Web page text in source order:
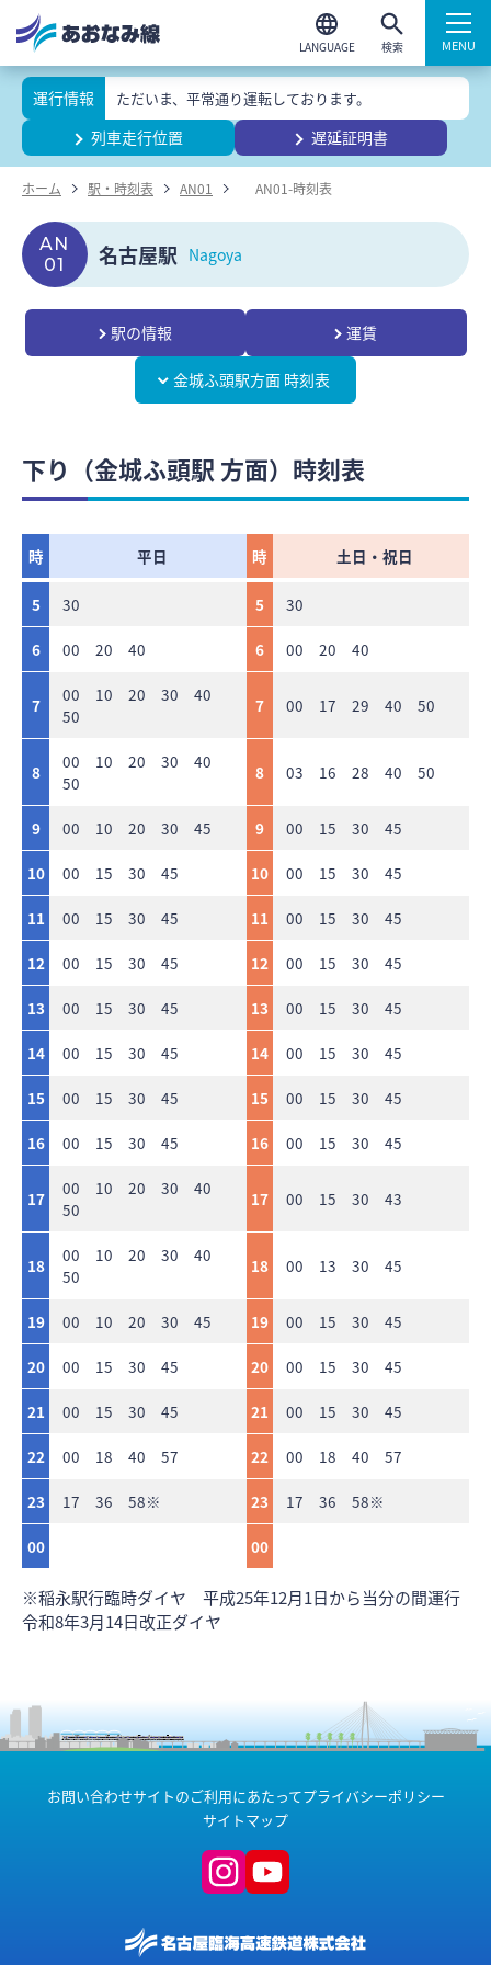
検索
運行情報 ただいま、平常通り運転しております。
列車走行位置 遅延証明書
ホーム 駅・時刻表 AN01 AN01-時刻表
AN
01
名古屋駅 Nagoya
駅の情報
金城ふ頭駅方面 時刻表
運賃
下り（金城ふ頭駅 方面）時刻表
時 平日 時 土日・祝日
5 30 5 30
6 00 20 40 6 00 20 40
7
00 10 20 30 40
50
7 00 17 29 40 50
8
00 10 20 30 40
50
8 03 16 28 40 50
9 00 10 20 30 45 9 00 15 30 45
10 00 15 30 45 10 00 15 30 45
11 00 15 30 45 11 00 15 30 45
12 00 15 30 45 12 00 15 30 45
13 00 15 30 45 13 00 15 30 45
14 00 15 30 45 14 00 15 30 45
15 00 15 30 45 15 00 15 30 45
16 00 15 30 45 16 00 15 30 45
17
00 10 20 30 40
50
17 00 15 30 43
18
00 10 20 30 40
50
18 00 13 30 45
19 00 10 20 30 45 19 00 15 30 45
20 00 15 30 45 20 00 15 30 45
21 00 15 30 45 21 00 15 30 45
22 00 18 40 57 22 00 18 40 57
23 17 36 58※ 23 17 36 58※
00 00
※稲永駅行臨時ダイヤ 平成25年12月1日から当分の間運行
令和8年3月14日改正ダイヤ
お問い合わせサイトのご利用にあたってプライバシーポリシー
サイトマップ